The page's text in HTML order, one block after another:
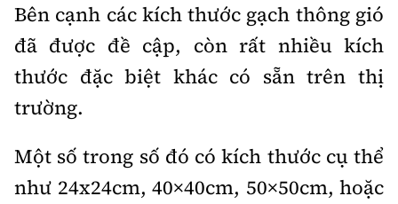
Bên cạnh các kích thước gạch thông gió
đã được đề cập, còn rất nhiều kích
thước đặc biệt khác có sẵn trên thị
trường.
Một số trong số đó có kích thước cụ thể
như 24x24cm, 40×40cm, 50×50cm, hoặc